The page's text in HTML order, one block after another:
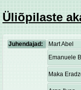
Üliõpilaste
Juhendajad: Mart Abel
Emanuele
Maka